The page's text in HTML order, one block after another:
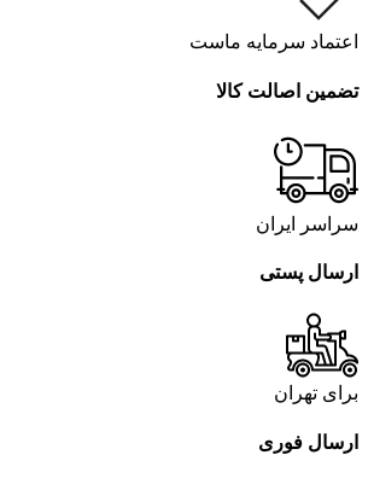
اعتماد سرمایه ماست
تضمین اصالت کالا
سراسر ایران
ارسال پستی
برای تهران
ارسال فوری